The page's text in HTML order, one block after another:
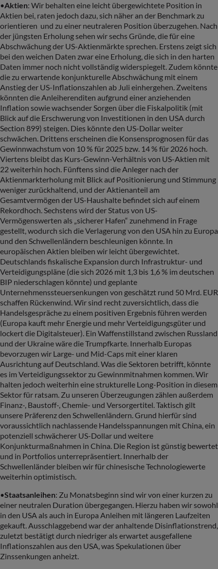
•Aktien: Wir behalten eine leicht übergewichtete Position in
Aktien bei, raten jedoch dazu, sich näher an der Benchmark zu
orientieren und zu einer neutraleren Position überzugehen. Nach
der jüngsten Erholung sehen wir sechs Gründe, die für eine
Abschwächung der US-Aktienmärkte sprechen. Erstens zeigt sich
bei den weichen Daten zwar eine Erholung, die sich in den harten
Daten immer noch nicht vollständig widerspiegelt. Zudem könnte
die zu erwartende konjunkturelle Abschwächung mit einem
Anstieg der US-Inflationszahlen ab Juli einhergehen. Zweitens
könnten die Anleiherenditen aufgrund einer anziehenden
Inflation sowie wachsender Sorgen über die Fiskalpolitik (mit
Blick auf die Erschwerung von Investitionen in den USA durch
Section 899) steigen. Dies könnte den US-Dollar weiter
schwächen. Drittens erscheinen die Konsensprognosen für das
Gewinnwachstum von 10 % für 2025 bzw. 14 % für 2026 hoch.
Viertens bleibt das Kurs-Gewinn-Verhältnis von US-Aktien mit
22 weiterhin hoch. Fünftens sind die Anleger nach der
Aktienmarkterholung mit Blick auf Positionierung und Stimmung
weniger zurückhaltend, und der Aktienanteil am
Gesamtvermögen der US-Haushalte befindet sich auf einem
Rekordhoch. Sechstens wird der Status von US-
Vermögenswerten als „sicherer Hafen“ zunehmend in Frage
gestellt, wodurch sich die Verlagerung von den USA hin zu Europa
und den Schwellenländern beschleunigen könnte. In
europäischen Aktien bleiben wir leicht übergewichtet.
Deutschlands fiskalische Expansion durch Infrastruktur- und
Verteidigungspläne (die sich 2026 mit 1,3 bis 1,6 % im deutschen
BIP niederschlagen könnte) und geplante
Unternehmenssteuersenkungen von geschätzt rund 50 Mrd. EUR
schaffen Rückenwind. Wir sind recht zuversichtlich, dass die
Handelsgespräche zu einem positiven Ergebnis führen werden
(Europa kauft mehr Energie und mehr Verteidigungsgüter und
lockert die Digitalsteuer). Ein Waffenstillstand zwischen Russland
und der Ukraine wäre die Trumpfkarte. Innerhalb Europas
bevorzugen wir Large- und Mid-Caps mit einer klaren
Ausrichtung auf Deutschland. Was die Sektoren betrifft, könnte
es im Verteidigungssektor zu Gewinnmitnahmen kommen. Wir
halten jedoch weiterhin eine strukturelle Long-Position in diesem
Sektor für ratsam. Zu unseren Überzeugungen zählen außerdem
Finanz-, Baustoff-, Chemie- und Versorgertitel. Taktisch gilt
unsere Präferenz den Schwellenländern. Grund hierfür sind
voraussichtlich nachlassende Handelsspannungen mit China, ein
potenziell schwächerer US-Dollar und weitere
Konjunkturmaßnahmen in China. Die Region ist günstig bewertet
und in Portfolios unterrepräsentiert. Innerhalb der
Schwellenländer bleiben wir für chinesische Technologiewerte
weiterhin optimistisch.
•Staatsanleihen: Zu Monatsbeginn sind wir von einer kurzen zu
einer neutralen Duration übergegangen. Hierzu haben wir sowohl
in den USA als auch in Europa Anleihen mit längeren Laufzeiten
gekauft. Ausschlaggebend war der anhaltende Disinflationstrend,
zuletzt bestätigt durch niedriger als erwartet ausgefallene
Inflationszahlen aus den USA, was Spekulationen über
Zinssenkungen anheizt.